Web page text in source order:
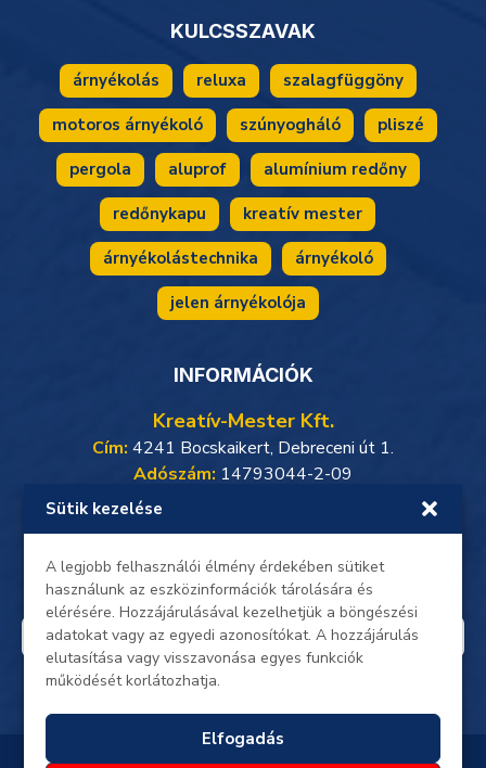
Sütik kezelése
A legjobb felhasználói élmény érdekében sütiket
használunk az eszközinformációk tárolására és
elérésére. Hozzájárulásával kezelhetjük a böngészési
adatokat vagy az egyedi azonosítókat. A hozzájárulás
elutasítása vagy visszavonása egyes funkciók
működését korlátozhatja.
Elfogadás
KULCSSZAVAK
árnyékolás reluxa szalagfüggöny
motoros árnyékoló szúnyogháló pliszé
pergola aluprof alumínium redőny
redőnykapu kreatív mester
árnyékolástechnika árnyékoló
jelen árnyékolója
INFORMÁCIÓK
Kreatív-Mester Kft.
Cím: 4241 Bocskaikert, Debreceni út 1.
Adószám: 14793044-2-09
Weboldalunkon minden adat, beleértve a személyes
adataidat, titkosított kapcsolaton keresztül zajlik.
Oldalunkon a gyors és biztonságosSimplePay online
bankkártyás fizetésérhető el.